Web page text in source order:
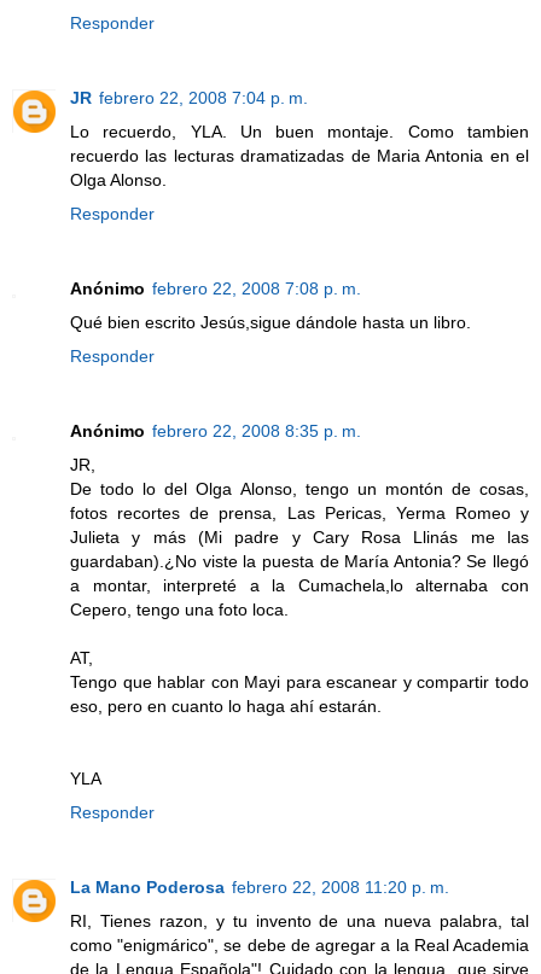
Responder
JR febrero 22, 2008 7:04 p. m.
Lo recuerdo, YLA. Un buen montaje. Como tambien
recuerdo las lecturas dramatizadas de Maria Antonia en el
Olga Alonso.
Responder
Anónimo febrero 22, 2008 7:08 p. m.
Qué bien escrito Jesús,sigue dándole hasta un libro.
Responder
Anónimo febrero 22, 2008 8:35 p. m.
JR,
De todo lo del Olga Alonso, tengo un montón de cosas,
fotos recortes de prensa, Las Pericas, Yerma Romeo y
Julieta y más (Mi padre y Cary Rosa Llinás me las
guardaban).¿No viste la puesta de María Antonia? Se llegó
a montar, interpreté a la Cumachela,lo alternaba con
Cepero, tengo una foto loca.
AT,
Tengo que hablar con Mayi para escanear y compartir todo
eso, pero en cuanto lo haga ahí estarán.
YLA
Responder
La Mano Poderosa febrero 22, 2008 11:20 p. m.
RI, Tienes razon, y tu invento de una nueva palabra, tal
como "enigmárico", se debe de agregar a la Real Academia
de la Lengua Española"! Cuidado con la lengua, que sirve